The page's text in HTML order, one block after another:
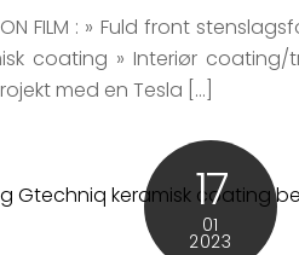
FILM : » Fuld front
coating » Interiør
med en Tesla […]
17
01
2023